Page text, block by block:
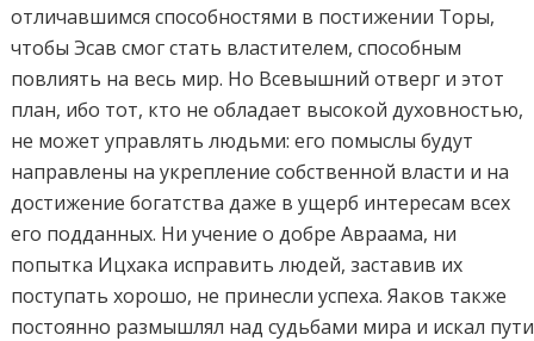
отличавшимся способностями в постижении Торы,
чтобы Эсав смог стать властителем, способным
повлиять на весь мир. Но Всевышний отверг и этот
план, ибо тот, кто не обладает высокой духовностью,
не может управлять людьми: его помыслы будут
направлены на укрепление собственной власти и на
достижение богатства даже в ущерб интересам всех
его подданных. Ни учение о добре Авраама, ни
попытка Ицхака исправить людей, заставив их
поступать хорошо, не принесли успеха. Яаков также
постоянно размышлял над судьбами мира и искал пути